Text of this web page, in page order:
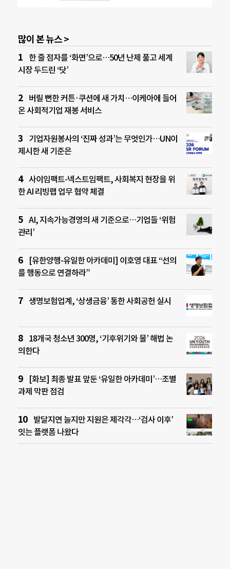
많이 본 뉴스 >
한 줄 점자를 ‘화면’으로…50년 난제 풀고 세계
시장 두드린 ‘닷’
버릴 뻔한 커튼·쿠션에 새 가치…이케아에 들어
온 사회적기업 재봉 서비스
기업자원봉사의 ‘진짜 성과’는 무엇인가…UN이
제시한 새 기준은
사이임팩트-넥스트임팩트, 사회복지 현장을 위
한 AI 리빙랩 업무 협약 체결
AI, 지속가능경영의 새 기준으로…기업들 ‘위험
관리’
[유한양행-유일한 아카데미] 이호영 대표 “선의
를 행동으로 연결하라”
생명보험업계, ‘상생금융’ 통한 사회공헌 실시
18개국 청소년 300명, ‘기후위기와 물’ 해법 논
의한다
[화보] 최종 발표 앞둔 ‘유일한 아카데미’…조별
과제 막판 점검
발달지연 늘지만 지원은 제각각…‘검사 이후’
잇는 플랫폼 나왔다